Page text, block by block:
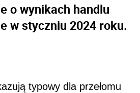
o wynikach handlu
w styczniu 2024 roku.
typowy dla przełomu